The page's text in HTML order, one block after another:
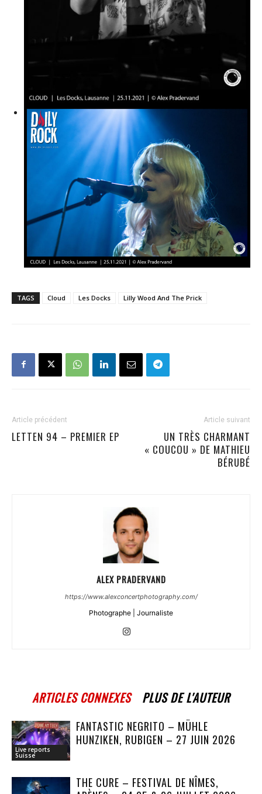
TAGS Cloud Les Docks Lilly Wood And The Prick
Article précédent
LETTEN 94 – PREMIER EP
Article suivant
UN TRÈS CHARMANT
« COUCOU » DE MATHIEU
BÉRUBÉ
ALEX PRADERVAND
https://www.alexconcertphotography.com/
Photographe | Journaliste
ARTICLES CONNEXES PLUS DE L'AUTEUR
Live reports
Suisse
FANTASTIC NEGRITO – MÜHLE
HUNZIKEN, RUBIGEN – 27 JUIN 2026
THE CURE – FESTIVAL DE NÎMES,